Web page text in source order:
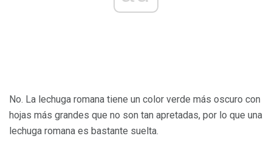
No. La lechuga romana tiene un color verde más oscuro con
hojas más grandes que no son tan apretadas, por lo que una
lechuga romana es bastante suelta.